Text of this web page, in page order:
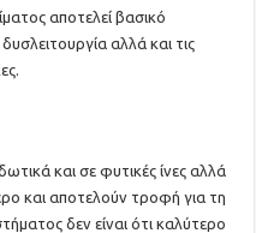
αποτελεί βασικό
αλλά και τις
και σε φυτικές ίνες αλλά
και αποτελούν τροφή για τη
δεν είναι ότι καλύτερο